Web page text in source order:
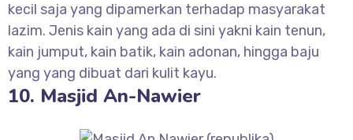
kecil saja yang dipamerkan terhadap masyarakat
lazim. Jenis kain yang ada di sini yakni kain tenun,
kain jumput, kain batik, kain adonan, hingga baju
yang yang dibuat dari kulit kayu.
10. Masjid An-Nawier